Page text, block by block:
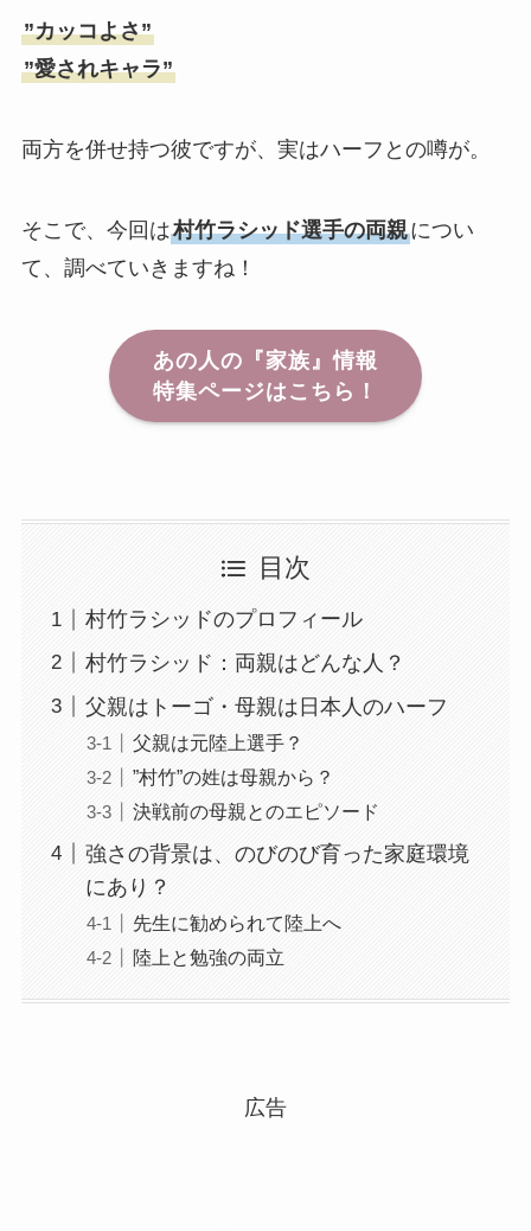
”カッコよさ”
”愛されキャラ”
両方を併せ持つ彼ですが、実はハーフとの噂が。
そこで、今回は村竹ラシッド選手の両親につい
て、調べていきますね！
あの人の『家族』情報
特集ページはこちら！
目次
村竹ラシッドのプロフィール
村竹ラシッド：両親はどんな人？
父親はトーゴ・母親は日本人のハーフ
父親は元陸上選手？
”村竹”の姓は母親から？
決戦前の母親とのエピソード
強さの背景は、のびのび育った家庭環境
にあり？
先生に勧められて陸上へ
陸上と勉強の両立
広告